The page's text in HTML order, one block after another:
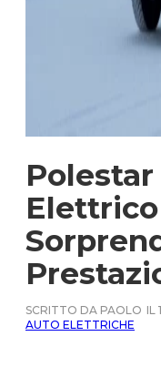
Polestar
Elettrico
SCRITTO DA PAOLO IL
AUTO ELETTRICHE